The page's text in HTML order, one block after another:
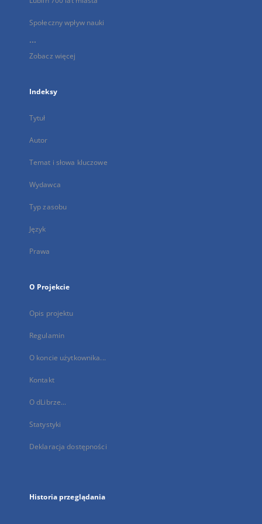
Społeczny wpływ nauki
...
Zobacz więcej
Indeksy
Tytuł
Autor
Temat i słowa kluczowe
Wydawca
Typ zasobu
Język
Prawa
O Projekcie
Opis projektu
Regulamin
O koncie użytkownika...
Kontakt
O dLibrze...
Statystyki
Deklaracja dostępności
Historia przeglądania